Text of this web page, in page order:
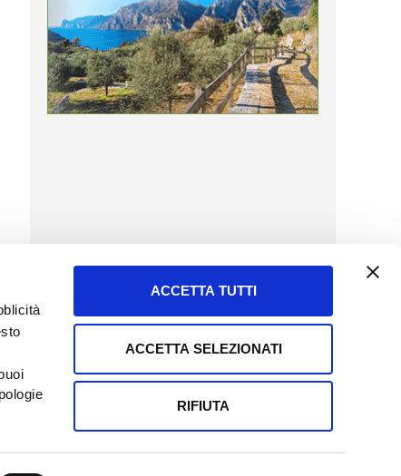
ACCETTA TUTTI
ACCETTA SELEZIONATI
RIFIUTA
Tel + 39.045.8009480
clienti@informatoreagrario.it